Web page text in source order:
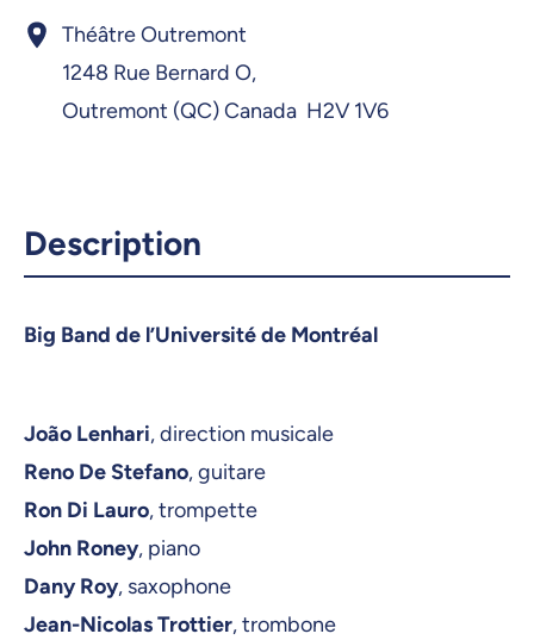
Théâtre Outremont
1248 Rue Bernard O,
Outremont (QC) Canada H2V 1V6
Description
Big Band de l’Université de Montréal
João Lenhari, direction musicale
Reno De Stefano, guitare
Ron Di Lauro, trompette
John Roney, piano
Dany Roy, saxophone
Jean-Nicolas Trottier, trombone